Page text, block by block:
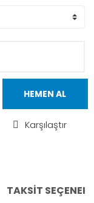
HEMEN AL
Karşılaştır
TAKSIT